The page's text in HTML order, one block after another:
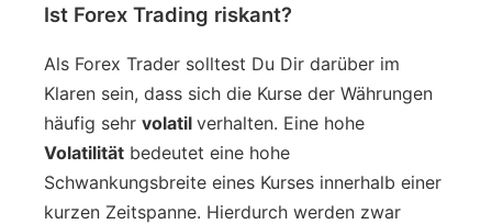
Ist Forex Trading riskant?
Als Forex Trader solltest Du Dir darüber im
Klaren sein, dass sich die Kurse der Währungen
häufig sehr volatil verhalten. Eine hohe
Volatilität bedeutet eine hohe
Schwankungsbreite eines Kurses innerhalb einer
kurzen Zeitspanne. Hierdurch werden zwar